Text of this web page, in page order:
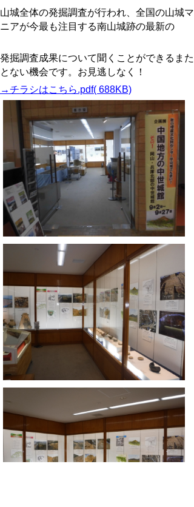
山城全体の発掘調査が行われ、全国の山城マ
ニアが今最も注目する南山城跡の最新の
発掘調査成果について聞くことができるまた
とない機会です。お見逃しなく！
→チラシはこちら.pdf( 688KB)